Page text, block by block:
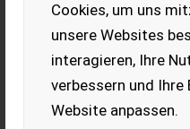
Cookies, um uns
unsere Websites
interagieren, Ihre
verbessern und Ihre
Website anpassen.
Ladeort